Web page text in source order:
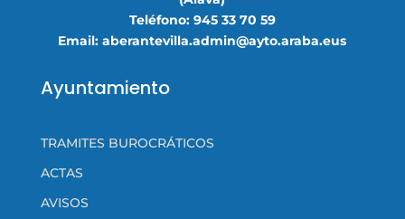
Teléfono: 945 33 70 59
Email: aberantevilla.admin@ayto.araba.eus
Ayuntamiento
TRAMITES BUROCRÁTICOS
ACTAS
AVISOS